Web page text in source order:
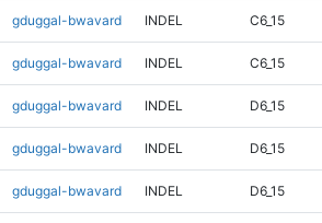
gduggal-bwavard INDEL C6_15
gduggal-bwavard INDEL C6_15
gduggal-bwavard INDEL D6_15
gduggal-bwavard INDEL D6_15
gduggal-bwavard INDEL D6_15